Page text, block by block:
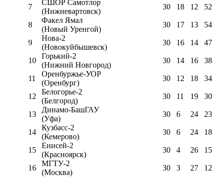
7
СШОР Самотлор
(Нижневартовск)
30 18 12 52
8
Факел Ямал
(Новый Уренгой)
30 17 13 54
9
Нова-2
(Новокуйбышевск)
30 16 14 47
10
Горький-2
(Нижний Новгород)
30 14 16 38
11
Оренбуржье-УОР
(Оренбург)
30 12 18 34
12
Белогорье-2
(Белгород)
30 11 19 30
13
Динамо-БашГАУ
(Уфа)
30 6 24 23
14
Кузбасс-2
(Кемерово)
30 6 24 18
15
Енисей-2
(Красноярск)
30 4 26 15
16
МГТУ-2
(Москва)
30 3 27 12